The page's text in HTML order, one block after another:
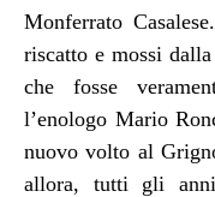
Monferrato
riscatto e mossi
che fosse
l’enologo Mario
nuovo volto al
allora, tutti gli